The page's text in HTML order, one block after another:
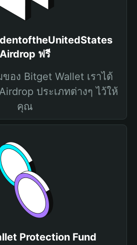
Airdrop ฟรี
อง Bitget Wallet เราได้
ประเภทต่างๆ ไว้ให้
คุณ
Protection Fund